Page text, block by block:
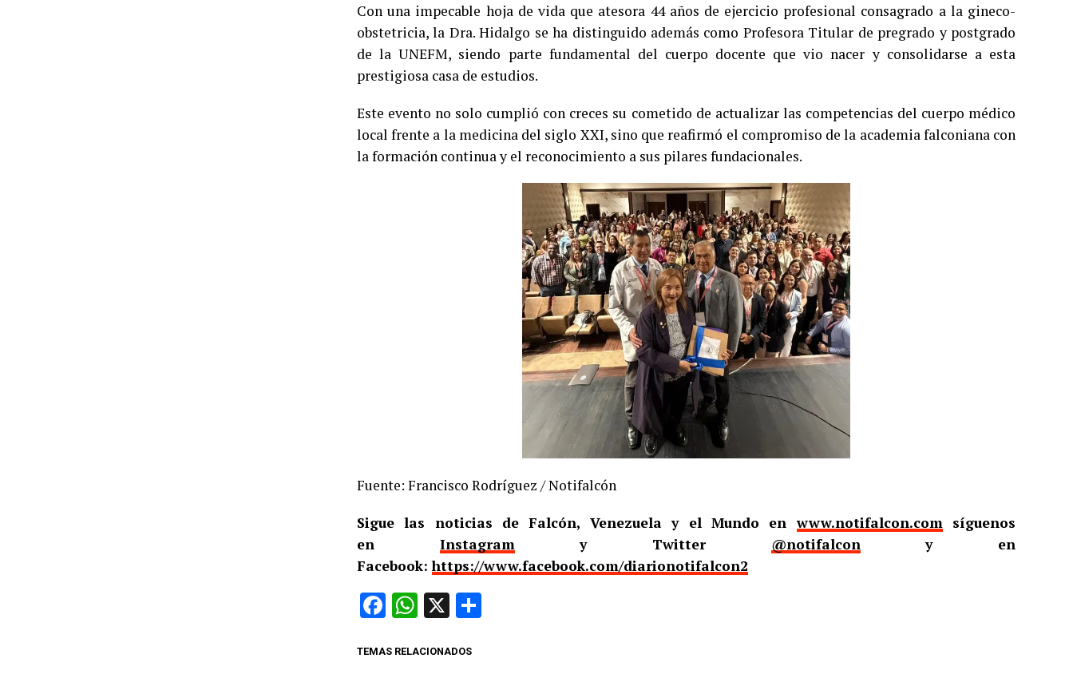
Con una impecable hoja de vida que atesora 44 años de ejercicio profesional consagrado a la gineco-
obstetricia, la Dra. Hidalgo se ha distinguido además como Profesora Titular de pregrado y postgrado
de la UNEFM, siendo parte fundamental del cuerpo docente que vio nacer y consolidarse a esta
prestigiosa casa de estudios.
Este evento no solo cumplió con creces su cometido de actualizar las competencias del cuerpo médico
local frente a la medicina del siglo XXI, sino que reafirmó el compromiso de la academia falconiana con
la formación continua y el reconocimiento a sus pilares fundacionales.
Fuente: Francisco Rodríguez / Notifalcón
Sigue las noticias de Falcón, Venezuela y el Mundo enwww.notifalcon.comsíguenos
en Instagramy Twitter @notifalcony en
Facebook:https://www.facebook.com/diarionotifalcon2
Facebook
WhatsApp
X
TEMAS RELACIONADOS